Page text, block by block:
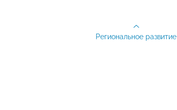
Региональное развитие